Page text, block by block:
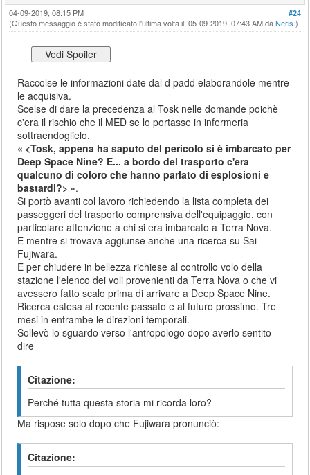
#24
04-09-2019, 08:15 PM
(Questo messaggio è stato modificato l'ultima volta il: 05-09-2019, 07:43 AM daNeris .)
Raccolse le informazioni date dal d padd elaborandole mentre
le acquisiva.
Scelse di dare la precedenza al Tosk nelle domande poichè
c'era il rischio che il MED se lo portasse in infermeria
sottraendoglielo.
<Tosk, appena ha saputo del pericolo si è imbarcato per
Deep Space Nine? E... a bordo del trasporto c'era
qualcuno di coloro che hanno parlato di esplosioni e
bastardi?>
.
Si portò avanti col lavoro richiedendo la lista completa dei
passeggeri del trasporto comprensiva dell'equipaggio, con
particolare attenzione a chi si era imbarcato a Terra Nova.
E mentre si trovava aggiunse anche una ricerca su Sai
Fujiwara.
E per chiudere in bellezza richiese al controllo volo della
stazione l'elenco dei voli provenienti da Terra Nova o che vi
avessero fatto scalo prima di arrivare a Deep Space Nine.
Ricerca estesa al recente passato e al futuro prossimo. Tre
mesi in entrambe le direzioni temporali.
Sollevò lo sguardo verso l'antropologo dopo averlo sentito
dire
Citazione:
Perché tutta questa storia mi ricorda loro?
Ma rispose solo dopo che Fujiwara pronunciò:
Citazione: